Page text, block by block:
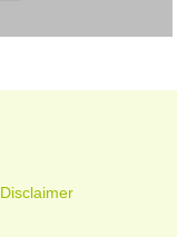
Disclaimer